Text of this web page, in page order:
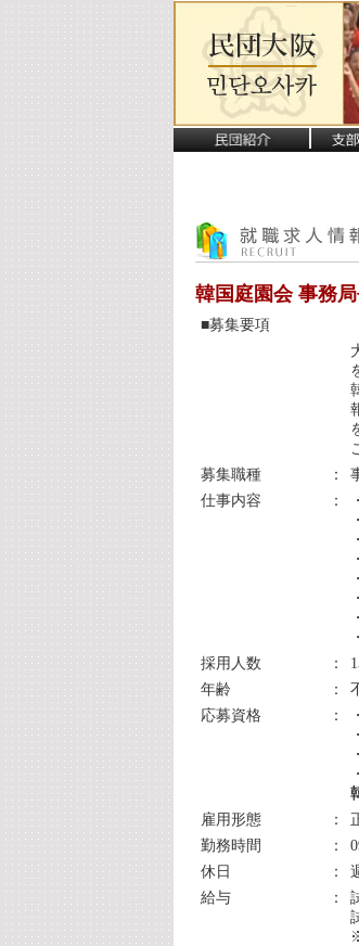
韓国庭園会 事務
■募集要項
募集職種
：
仕事内容
：
採用人数
：
年齢
：
応募資格
：
雇用形態
：
勤務時間
：
休日
：
給与
：